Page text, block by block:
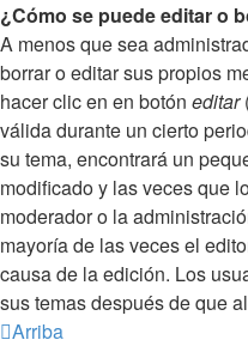
¿Cómo se puede editar o
A menos que sea
borrar o editar sus propios
hacer clic en en botón editar
válida durante un cierto
su tema, encontrará un
modificado y las veces que
moderador o la
mayoría de las veces el
causa de la edición. Los
sus temas después de que
Arriba